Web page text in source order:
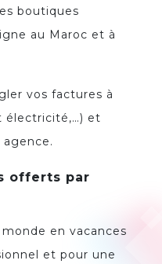
boutiques
au Maroc et à
vos factures à
électricité,…) et
offerts par
en vacances
et pour une